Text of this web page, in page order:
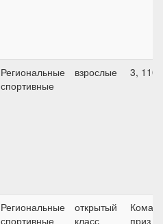
Региональные
спортивные
взрослые 3, 110
Региональные
спортивные
открытый
класс
приз -